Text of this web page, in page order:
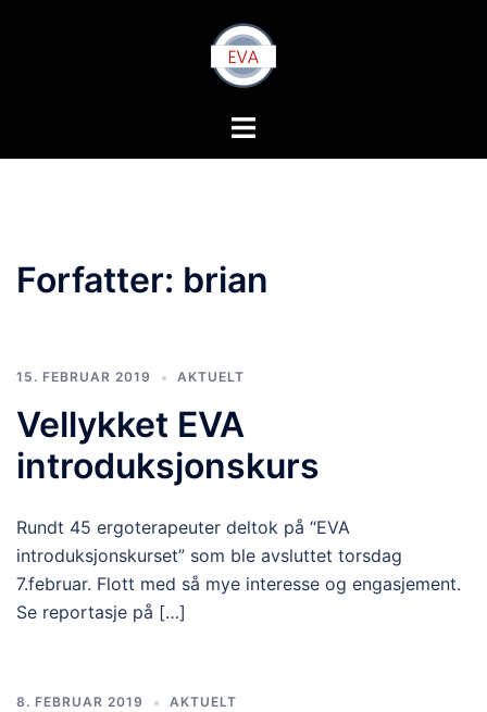
Toggle
Forfatter: brian
15. FEBRUAR 2019 AKTUELT
Vellykket EVA
introduksjonskurs
Rundt 45 ergoterapeuter deltok på “EVA
introduksjonskurset” som ble avsluttet torsdag
7.februar. Flott med så mye interesse og engasjement.
Se reportasje på […]
8. FEBRUAR 2019 AKTUELT